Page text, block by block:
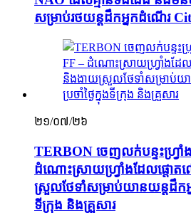
សម្រាប់រថយន្តដឹកអ្នកដំណើរ
២១/០៧/២៦
TERBON ចេញលក់បន្ទះហ្វ្រាំ
ដំណោះស្រាយហ្វ្រាំងដែលផ្តោ
ស្រួលថែទាំសម្រាប់យានយន្តដឹកអ្ន
ទីក្រុង និងគ្រួសារ